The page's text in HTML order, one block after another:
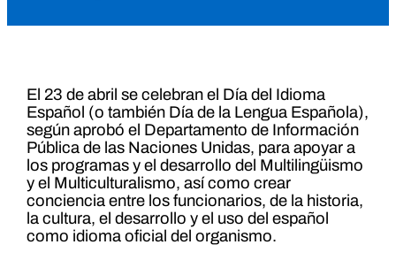
El 23 de abril se celebran el Día del Idioma
Español (o también Día de la Lengua Española),
según aprobó el Departamento de Información
Pública de las Naciones Unidas, para apoyar a
los programas y el desarrollo del Multilingüismo
y el Multiculturalismo, así como crear
conciencia entre los funcionarios, de la historia,
la cultura, el desarrollo y el uso del español
como idioma oficial del organismo.